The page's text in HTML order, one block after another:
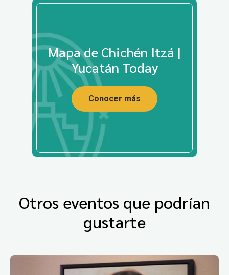
Mapa de Chichén Itzá |
Yucatán Today
Conocer más
Otros eventos que podrían
gustarte